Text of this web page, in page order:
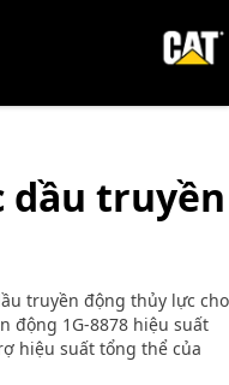
dầu truyền
truyền động thủy lực cho
động 1G-8878 hiệu suất
hiệu suất tổng thể của